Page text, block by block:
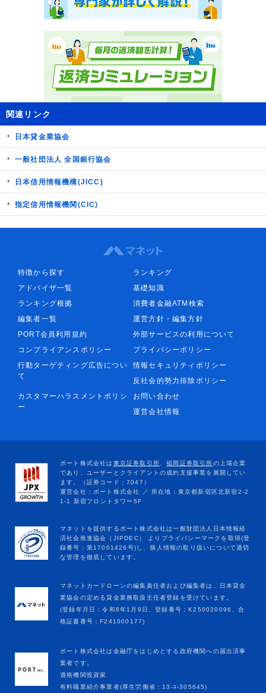
関連リンク
日本貸金業協会
一般社団法人 全国銀行協会
日本信用情報機構(JICC)
指定信用情報機関(CIC)
特徴から探す
ランキング
アドバイザ一覧
基礎知識
ランキング根拠
消費者金融ATM検索
編集者一覧
運営方針・編集方針
PORT会員利用規約
外部サービスの利用について
コンプライアンスポリシー
プライバシーポリシー
行動ターゲティング広告につい
て
情報セキュリティポリシー
反社会的勢力排除ポリシー
カスタマーハラスメントポリシ
ー
お問い合わせ
運営会社情報
マネットカードローンの編集責任者および編集者は、日本貸金
業協会の定める貸金業務取扱主任者登録を受けています。
(登録年月日：令和8年1月9日、登録番号：K250020096、合
格証書番号：F241000177)
ポート株式会社は金融庁をはじめとする政府機関への届出済事
業者です。
適格機関投資家
有料職業紹介事業者(厚生労働省：13-ﾕ-305645)